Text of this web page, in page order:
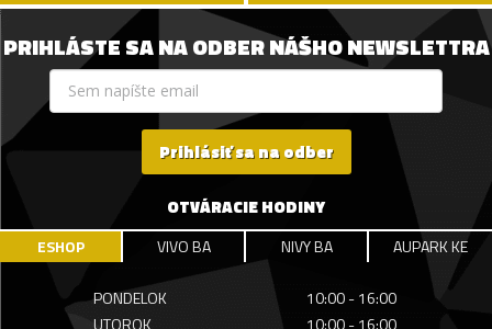
PRIHLÁSTE SA NA ODBER NÁŠHO NEWSLETTRA
Prihlásiť sa na odber
OTVÁRACIE HODINY
ESHOP VIVO BA NIVY BA AUPARK KE
PONDELOK
10:00 - 16:00